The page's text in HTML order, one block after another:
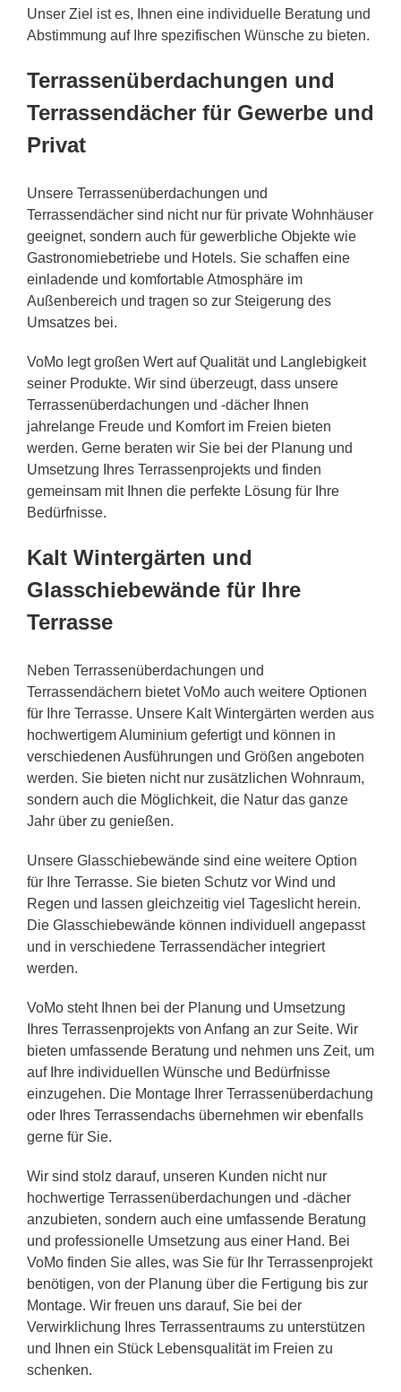
Unser Ziel ist es, Ihnen eine individuelle Beratung und
Abstimmung auf Ihre spezifischen Wünsche zu bieten.
Terrassenüberdachungen und
Terrassendächer für Gewerbe und
Privat
Unsere Terrassenüberdachungen und
Terrassendächer sind nicht nur für private Wohnhäuser
geeignet, sondern auch für gewerbliche Objekte wie
Gastronomiebetriebe und Hotels. Sie schaffen eine
einladende und komfortable Atmosphäre im
Außenbereich und tragen so zur Steigerung des
Umsatzes bei.
VoMo legt großen Wert auf Qualität und Langlebigkeit
seiner Produkte. Wir sind überzeugt, dass unsere
Terrassenüberdachungen und -dächer Ihnen
jahrelange Freude und Komfort im Freien bieten
werden. Gerne beraten wir Sie bei der Planung und
Umsetzung Ihres Terrassenprojekts und finden
gemeinsam mit Ihnen die perfekte Lösung für Ihre
Bedürfnisse.
Kalt Wintergärten und
Glasschiebewände für Ihre
Terrasse
Neben Terrassenüberdachungen und
Terrassendächern bietet VoMo auch weitere Optionen
für Ihre Terrasse. Unsere Kalt Wintergärten werden aus
hochwertigem Aluminium gefertigt und können in
verschiedenen Ausführungen und Größen angeboten
werden. Sie bieten nicht nur zusätzlichen Wohnraum,
sondern auch die Möglichkeit, die Natur das ganze
Jahr über zu genießen.
Unsere Glasschiebewände sind eine weitere Option
für Ihre Terrasse. Sie bieten Schutz vor Wind und
Regen und lassen gleichzeitig viel Tageslicht herein.
Die Glasschiebewände können individuell angepasst
und in verschiedene Terrassendächer integriert
werden.
VoMo steht Ihnen bei der Planung und Umsetzung
Ihres Terrassenprojekts von Anfang an zur Seite. Wir
bieten umfassende Beratung und nehmen uns Zeit, um
auf Ihre individuellen Wünsche und Bedürfnisse
einzugehen. Die Montage Ihrer Terrassenüberdachung
oder Ihres Terrassendachs übernehmen wir ebenfalls
gerne für Sie.
Wir sind stolz darauf, unseren Kunden nicht nur
hochwertige Terrassenüberdachungen und -dächer
anzubieten, sondern auch eine umfassende Beratung
und professionelle Umsetzung aus einer Hand. Bei
VoMo finden Sie alles, was Sie für Ihr Terrassenprojekt
benötigen, von der Planung über die Fertigung bis zur
Montage. Wir freuen uns darauf, Sie bei der
Verwirklichung Ihres Terrassentraums zu unterstützen
und Ihnen ein Stück Lebensqualität im Freien zu
schenken.